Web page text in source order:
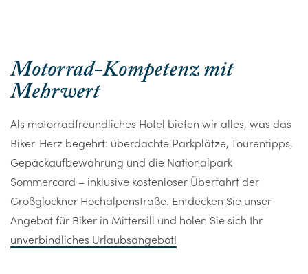
Motorrad-Kompetenz mit
Mehrwert
Als motorradfreundliches Hotel bieten wir alles, was das
Biker-Herz begehrt: überdachte Parkplätze, Tourentipps,
Gepäckaufbewahrung und die Nationalpark
Sommercard – inklusive kostenloser Überfahrt der
Großglockner Hochalpenstraße. Entdecken Sie unser
Angebot für Biker in Mittersill und holen Sie sich Ihr
unverbindliches Urlaubsangebot!